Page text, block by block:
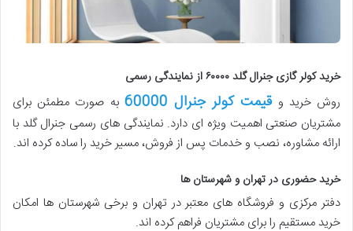
خرید کولر گازی جنرال گلد ۶۰۰۰۰ از نمایندگی رسمی
روش خرید وقیمت کولر جنرال 60000
به صورت مطمئن برای
مشتریان صنعتی اهمیت ویژه ای دارد. نمایندگی های رسمی جنرال گلد با
ارائه مشاوره، نصب و خدمات پس از فروش، مسیر خرید را ساده کرده اند.
خرید حضوری در تهران و شهرستان ها
دفتر مرکزی و فروشگاه های معتبر در تهران و برخی شهرستان ها امکان
خرید مستقیم را برای مشتریان فراهم کرده اند.